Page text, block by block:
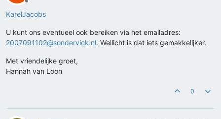
Offline
KarelJacobs
U kunt ons eventueel ook bereiken via het emailadres:
2007091102@sondervick.nl. Wellicht is dat iets gemakkelijker.
Met vriendelijke groet,
Hannah van Loon
0